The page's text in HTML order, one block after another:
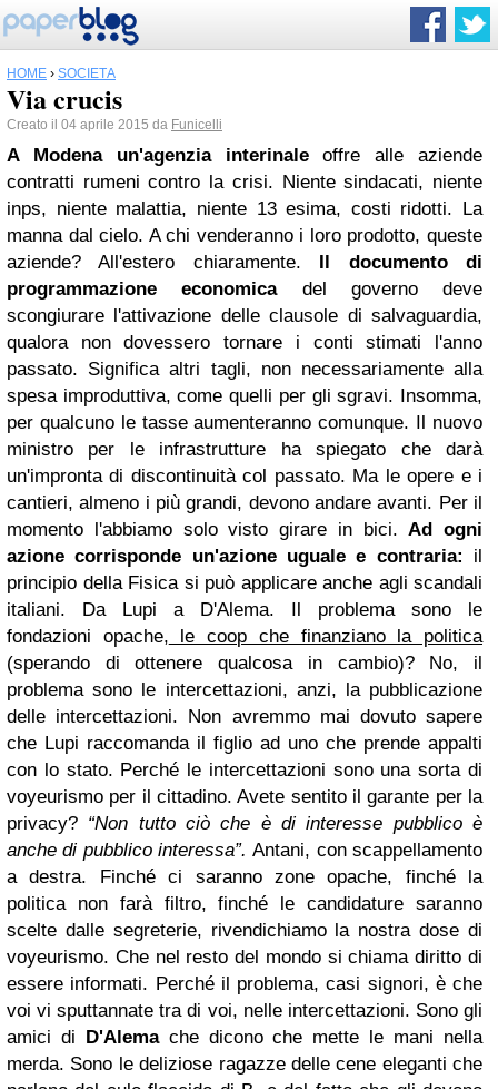
HOME › SOCIETÀ
Via crucis
Creato il 04 aprile 2015 da Funicelli
A Modena un'agenzia interinaleoffre alle aziende
contratti rumeni contro la crisi. Niente sindacati, niente
inps, niente malattia, niente 13 esima, costi ridotti. La
manna dal cielo. A chi venderanno i loro prodotto, queste
aziende? All'estero chiaramente.
Il documento di
programmazione economica del governo deve
scongiurare l'attivazione delle clausole di salvaguardia,
qualora non dovessero tornare i conti stimati l'anno
passato. Significa altri tagli, non necessariamente alla
spesa improduttiva, come quelli per gli sgravi. Insomma,
per qualcuno le tasse aumenteranno comunque. Il nuovo
ministro per le infrastrutture ha spiegato che darà
un'impronta di discontinuità col passato. Ma le opere e i
cantieri, almeno i più grandi, devono andare avanti. Per il
momento l'abbiamo solo visto girare in bici. Ad ogni
azione corrisponde un'azione uguale e contraria: il
principio della Fisica si può applicare anche agli scandali
italiani. Da Lupi a D'Alema. Il problema sono le
fondazioni opache, le coop che finanziano la politica
(sperando di ottenere qualcosa in cambio)? No, il
problema sono le intercettazioni, anzi, la pubblicazione
delle intercettazioni. Non avremmo mai dovuto sapere
che Lupi raccomanda il figlio ad uno che prende appalti
con lo stato. Perché le intercettazioni sono una sorta di
voyeurismo per il cittadino. Avete sentito il garante per la
privacy? “Non tutto ciò che è di interesse pubblico è
anche di pubblico interessa”.Antani, con scappellamento
a destra.
Finché ci saranno zone opache, finché la
politica non farà filtro, finché le candidature saranno
scelte dalle segreterie, rivendichiamo la nostra dose di
voyeurismo. Che nel resto del mondo si chiama diritto di
essere informati. Perché il problema, casi signori, è che
voi vi sputtannate tra di voi, nelle intercettazioni. Sono gli
amici di D'Alema che dicono che mette le mani nella
merda. Sono le deliziose ragazze delle cene eleganti che